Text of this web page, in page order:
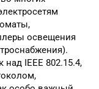
освещения
над IEEE 802.15.4,